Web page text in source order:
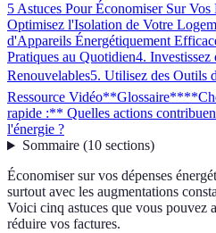
5 Astuces Pour Économiser Sur Vos
Optimisez l'Isolation de Votre
d'Appareils Énergétiquement
Pratiques au Quotidien4. Investissez
Renouvelables5. Utilisez des Outils
Ressource Vidéo**Glossaire**
rapide :** Quelles actions
l'énergie ?
Sommaire(10 sections)
Économiser sur vos dépenses
surtout avec les augmentations
Voici cinq astuces que vous pouvez
réduire vos factures.